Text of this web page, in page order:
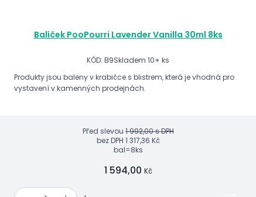
Balíček PooPourri Lavender Vanilla 30ml 8ks
KÓD: B9Skladem 10+ ks
Produkty jsou baleny v krabičce s blistrem, která je vhodná pro
vystavení v kamenných prodejnách.
Před slevou1 992,00 s DPH
bez DPH 1 317,36 Kč
bal=8ks
1 594,00 Kč